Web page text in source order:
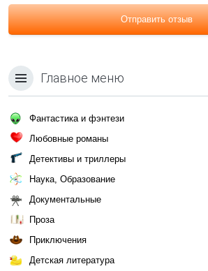
Отправить отзыв
Главное меню
Фантастика и фэнтези
Любовные романы
Детективы и триллеры
Наука, Образование
Документальные
Проза
Приключения
Детская литература